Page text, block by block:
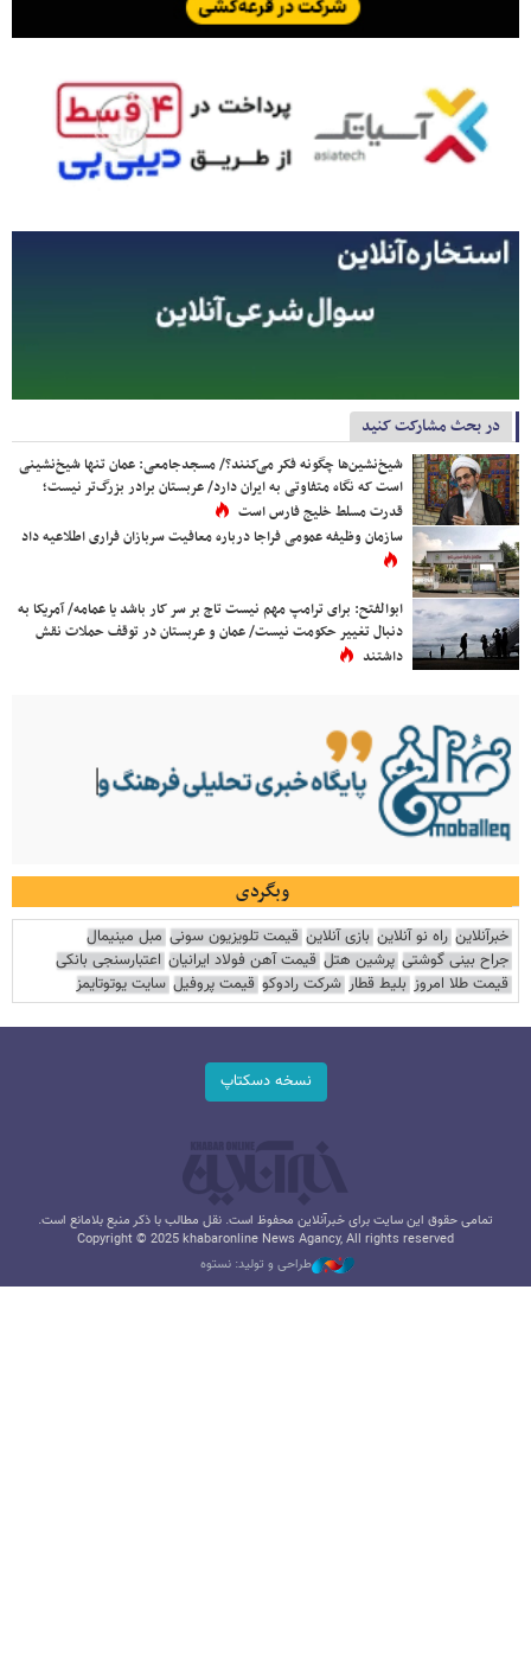
در بحث مشارکت کنید
شیخ‌نشین‌ها چگونه فکر می‌کنند؟/ مسجدجامعی: عمان تنها شیخ‌نشینی
است که نگاه متفاوتی به ایران دارد/ عربستان برادر بزرگ‌تر نیست؛
قدرت مسلط خلیج فارس است
سازمان وظیفه عمومی فراجا درباره معافیت سربازان فراری اطلاعیه داد
ابوالفتح: برای ترامپ مهم نیست تاج بر سر کار باشد یا عمامه/ آمریکا به
دنبال تغییر حکومت نیست/ عمان و عربستان در توقف حملات نقش
داشتند
وبگردی
خبرآنلاین راه نو آنلاین بازی آنلاین قیمت تلویزیون سونی مبل مینیمال
جراح بینی گوشتی پرشین هتل قیمت آهن فولاد ایرانیان اعتبارسنجی بانکی
قیمت طلا امروز بلیط قطار شرکت رادوکو قیمت پروفیل سایت یوتوتایمز
نسخه دسکتاپ
تمامی حقوق این سایت برای خبرآنلاین محفوظ است. نقل مطالب با ذکر منبع بلامانع است.
Copyright © 2025 khabaronline News Agancy, All rights reserved
طراحی و تولید: نستوه